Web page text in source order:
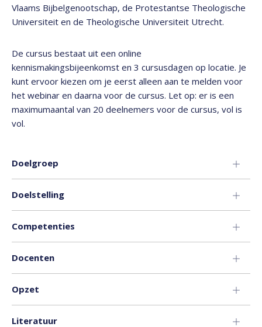
Vlaams Bijbelgenootschap, de Protestantse Theologische
Universiteit en de Theologische Universiteit Utrecht.
De cursus bestaat uit een online
kennismakingsbijeenkomst en 3 cursusdagen op locatie. Je
kunt ervoor kiezen om je eerst alleen aan te melden voor
het webinar en daarna voor de cursus. Let op: er is een
maximumaantal van 20 deelnemers voor de cursus, vol is
vol.
Doelgroep
Doelstelling
Competenties
Docenten
Opzet
Literatuur